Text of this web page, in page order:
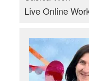
Live Online